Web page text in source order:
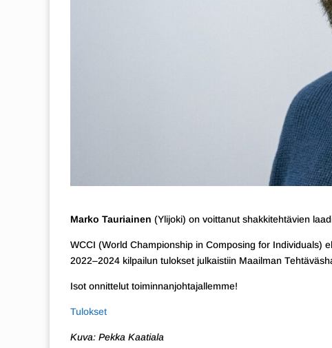
Marko Tauriainen (Ylijoki) on voittanut shakkitehtävien
WCCI (World Championship in Composing for Individuals)
2022–2024 kilpailun tulokset julkaistiin Maailman
Isot onnittelut toiminnanjohtajallemme!
Tulokset
Kuva: Pekka Kaatiala